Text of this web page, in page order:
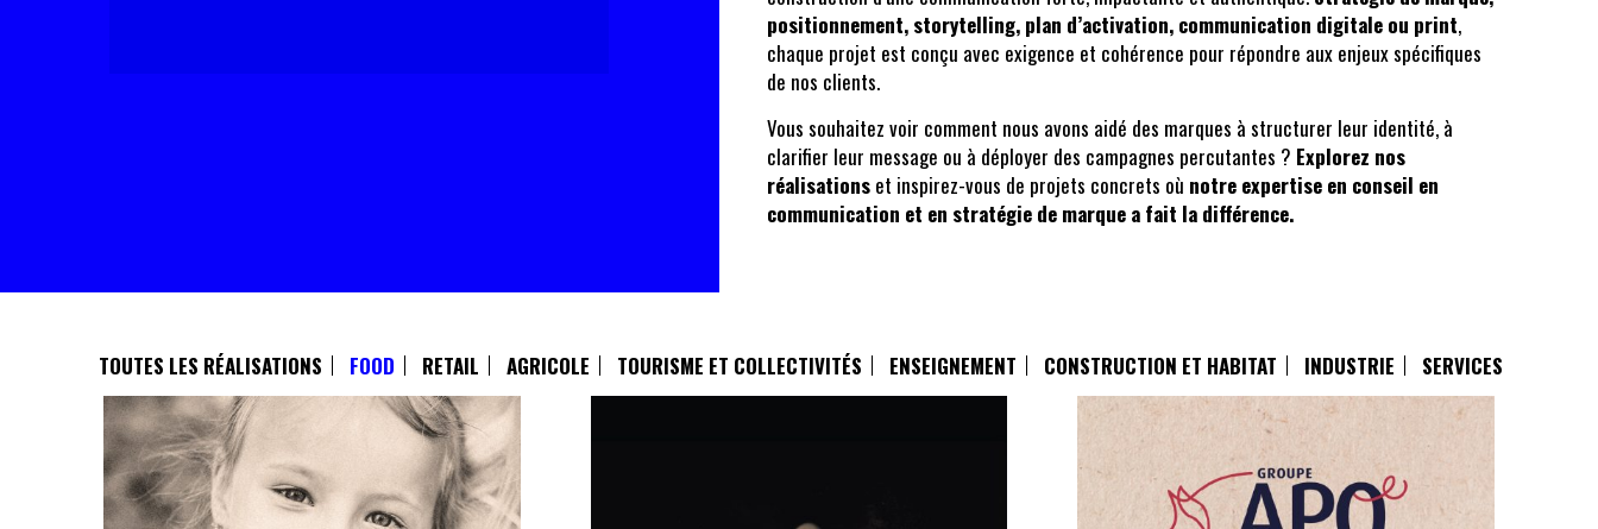
positionnement, storytelling, plan d’activation, communication digitale ou print,
chaque projet est conçu avec exigence et cohérence pour répondre aux enjeux spécifiques
de nos clients.
Vous souhaitez voir comment nous avons aidé des marques à structurer leur identité, à
clarifier leur message ou à déployer des campagnes percutantes ? Explorez nos
réalisations et inspirez-vous de projets concrets où notre expertise en conseil en
communication et en stratégie de marque a fait la différence.
TOUTES LES RÉALISATIONS FOOD RETAIL AGRICOLE TOURISME ET COLLECTIVITÉS ENSEIGNEMENT CONSTRUCTION ET HABITAT INDUSTRIE SERVICES